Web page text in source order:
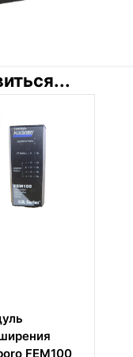
FBM203
P0914SV